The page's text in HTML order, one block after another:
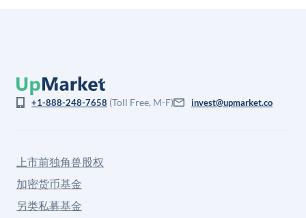
+1-888-248-7658 (Toll Free, M-F) invest@upmarket.co
上市前独角兽股权
加密货币基金
另类私募基金